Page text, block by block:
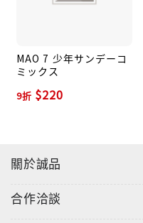
MAO 7 少年サンデーコ
ミックス
9折 $220
關於誠品
合作洽談